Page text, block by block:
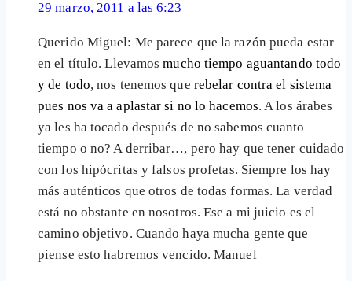
29 marzo, 2011 a las 6:23
Querido Miguel: Me parece que la razón pueda estar
en el título. Llevamosmucho tiempo aguantando todo
y de todo, nos tenemos que rebelar contra el sistema
pues nos va a aplastar si no lo hacemos. A los árabes
ya les ha tocado después de no sabemos cuanto
tiempo o no? A derribar…, pero hay que tener cuidado
con los hipócritas y falsos profetas. Siempre los hay
más auténticos que otros de todas formas. La verdad
está no obstante en nosotros. Ese a mi juicio es el
camino objetivo. Cuando haya mucha gente que
piense esto habremos vencido. Manuel